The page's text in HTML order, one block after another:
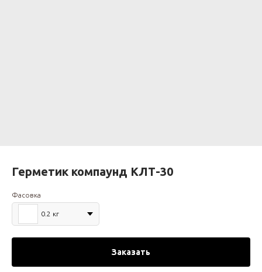
Герметик компаунд КЛТ-30
Фасовка
0.2 кг
Заказать